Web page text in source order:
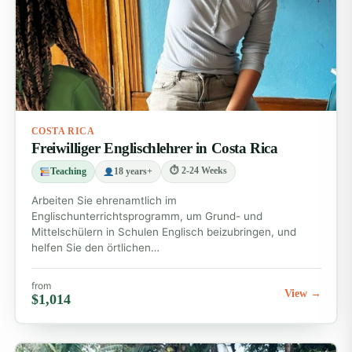
stehen:
Wildtier- und Tierrettung
Umweltschutz
Englisch unterrichten
Kinderbetreuungsprojekte
Schildkrötenschutz
Gibt es in Costa Rica Möglichkeiten für
Gruppenfreiwilligenarbeit?
Ja. Wir bieten maßgeschneiderte Gruppenprojekte für
Studierende, Berufstätige und Familien an. Dazu
gehören Kinderbetreuung, Unterricht und
Umweltschutzprojekte. Alle Gruppenpraktika
beinhalten Unterkunft, Verpflegung, Nahverkehr und
COSTA RICA
Freiwilliger Englischlehrer in Costa Rica
Teaching 18 years+ ⏱ 2-24 Weeks
Arbeiten Sie ehrenamtlich im
Englischunterrichtsprogramm, um Grund- und
Mittelschülern in Schulen Englisch beizubringen, und
helfen Sie den örtlichen…
from
$1,014 View →